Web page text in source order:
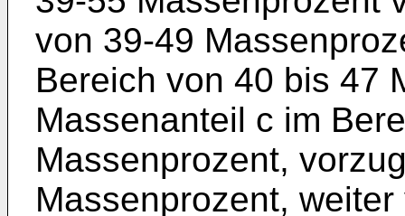
von 39-49
Bereich von 40 bis 47
Massenanteil c im
Massenprozent,
Massenprozent,